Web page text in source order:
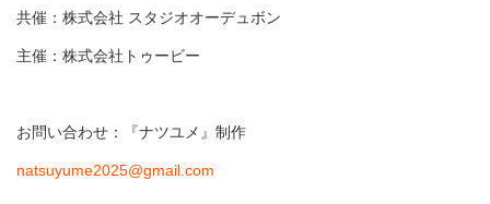
共催：株式会社 スタジオオーデュボン
主催：株式会社トゥービー
お問い合わせ：『ナツユメ』制作
natsuyume2025@gmail.com